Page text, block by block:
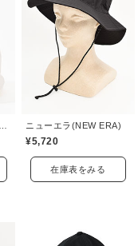
ニューエラ(NEW ERA)
¥5,720
在庫表をみる